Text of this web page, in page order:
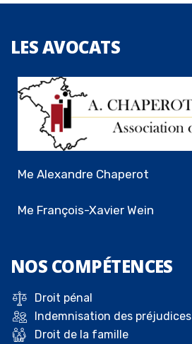
LESAVOCATS
Me Alexandre Chaperot
Me François-Xavier Wein
NOS COMPÉTENCES
Droit pénal
Indemnisation des
Droit de la famille